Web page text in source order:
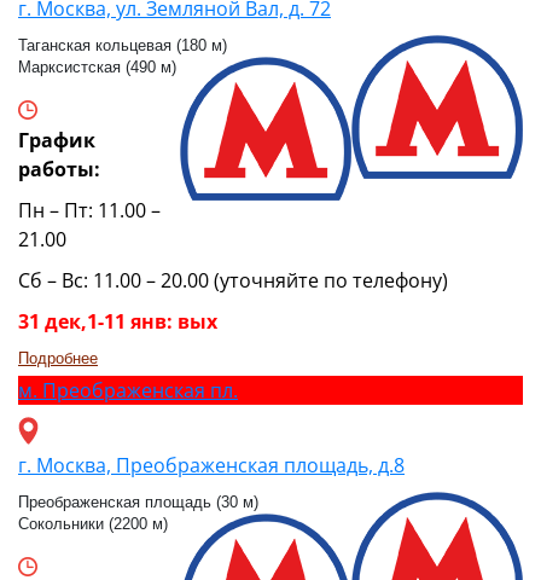
г. Москва, ул. Земляной Вал, д. 72
Таганская кольцевая (180 м)
Марксистская (490 м)
График
работы:
Пн – Пт: 11.00 –
21.00
Сб – Вс: 11.00 – 20.00 (уточняйте по телефону)
31 дек,1-11 янв: вых
Подробнее
м. Преображенская пл.
г. Москва, Преображенская площадь, д.8
Преображенская площадь (30 м)
Сокольники (2200 м)